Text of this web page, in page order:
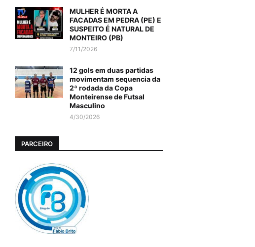
MULHER É MORTA A
FACADAS EM PEDRA (PE) E
SUSPEITO É NATURAL DE
MONTEIRO (PB)
7/11/2026
12 gols em duas partidas
movimentam sequencia da
2ª rodada da Copa
Monteirense de Futsal
Masculino
4/30/2026
PARCEIRO